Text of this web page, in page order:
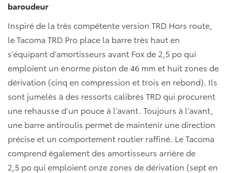
baroudeur
Inspiré de la très compétente version TRD Hors route,
le Tacoma TRD Pro place la barre très haut en
s’équipant d’amortisseurs avant Fox de 2,5 po qui
emploient un énorme piston de 46 mm et huit zones de
dérivation (cinq en compression et trois en rebond). Ils
sont jumelés à des ressorts calibrés TRD qui procurent
une rehausse d’un pouce à l’avant. Toujours à l’avant,
une barre antiroulis permet de maintenir une direction
précise et un comportement routier raffiné. Le Tacoma
comprend également des amortisseurs arrière de
2,5 po qui emploient onze zones de dérivation (sept en